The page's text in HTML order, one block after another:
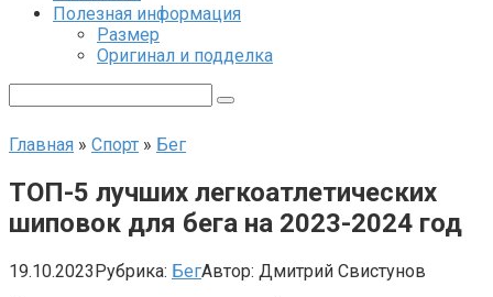
Полезная информация
Размер
Оригинал и подделка
Главная » Спорт » Бег
ТОП-5 лучших легкоатлетических
шиповок для бега на 2023-2024 год
19.10.2023Рубрика: БегАвтор: Дмитрий Свистунов